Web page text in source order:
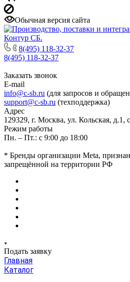
Обычная версия сайта
8(495) 118-32-37
8(495) 118-32-37
Заказать звонок
E-mail
info@c-sb.ru (для запросов и
support@c-sb.ru (техподдержка)
Адрес
129329, г. Москва, ул. Кольская, д.1,
Режим работы
Пн. – Пт.: с 9:00 до 18:00
* Бренды организации Meta,
запрещённой на территории РФ
Подать заявку
Главная
Каталог